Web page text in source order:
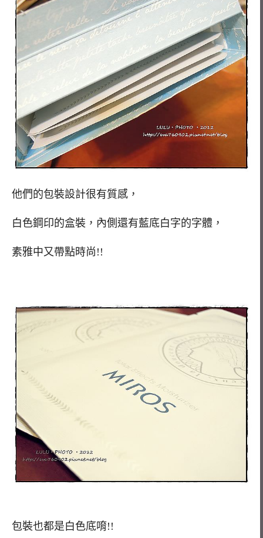
他們的包裝設計很有質感，
白色鋼印的盒裝，內側還有藍底白字的字體，
素雅中又帶點時尚!!
包裝也都是白色底唷!!